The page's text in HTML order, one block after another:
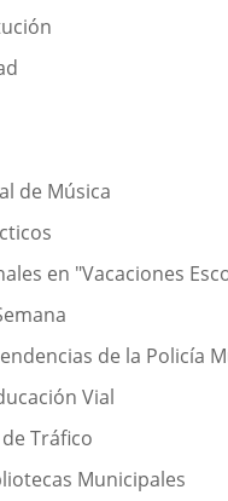
de Música
en "Vacaciones
de la Policía
Vial
Tráfico
Municipales